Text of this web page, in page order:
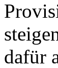
dafür